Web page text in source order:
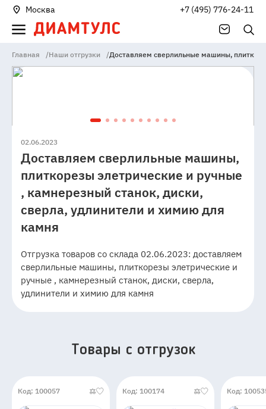
Москва +7 (495) 776-24-11
Главная /Наши отгрузки /Доставляем сверлильные машины,
02.06.2023
Доставляем сверлильные машины,
плиткорезы элетрические и ручные
, камнерезный станок, диски,
сверла, удлинители и химию для
камня
Отгрузка товаров со склада 02.06.2023: доставляем
сверлильные машины, плиткорезы элетрические и
ручные , камнерезный станок, диски, сверла,
удлинители и химию для камня
Товары c отгрузок
Код: 100057 Код: 100174 Код: